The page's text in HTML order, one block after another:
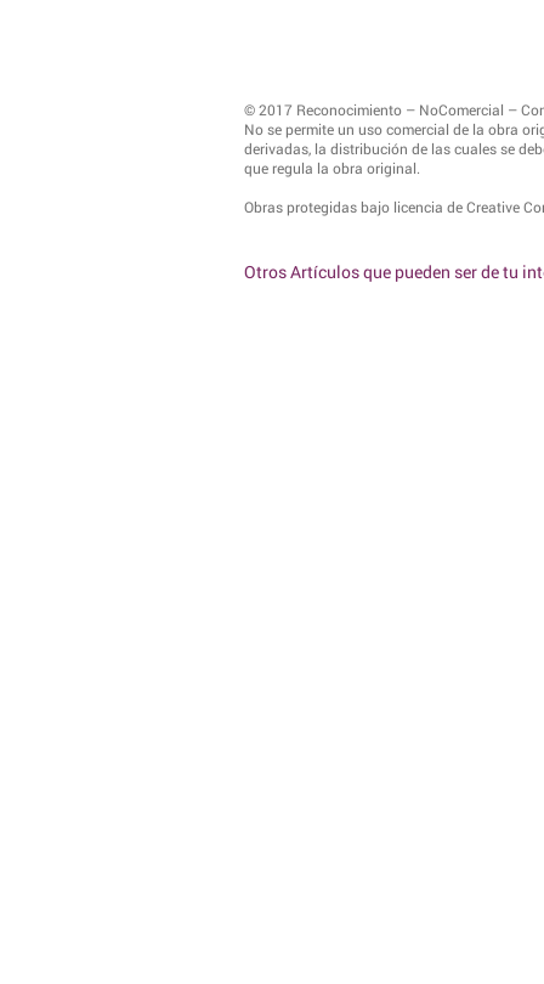
© 2017 Reconocimiento – NoComercial –
No se permite un uso comercial de la obra
derivadas, la distribución de las cuales se
que regula la obra original.
Obras protegidas bajo licencia de Creative
Otros Artículos que pueden ser de tu